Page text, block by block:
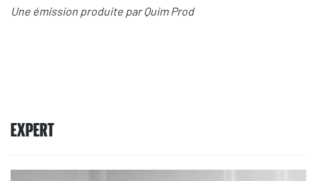
Une émission produite par Quim Prod
EXPERT